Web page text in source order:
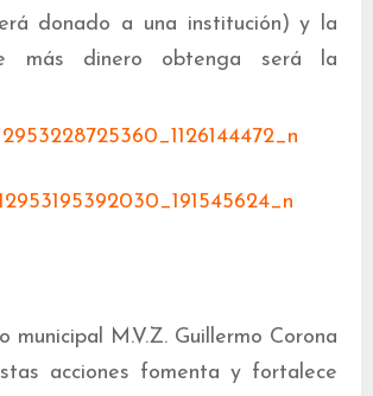
donado a una institución) y la
más dinero obtenga será la
municipal M.V.Z. Guillermo Corona
acciones fomenta y fortalece